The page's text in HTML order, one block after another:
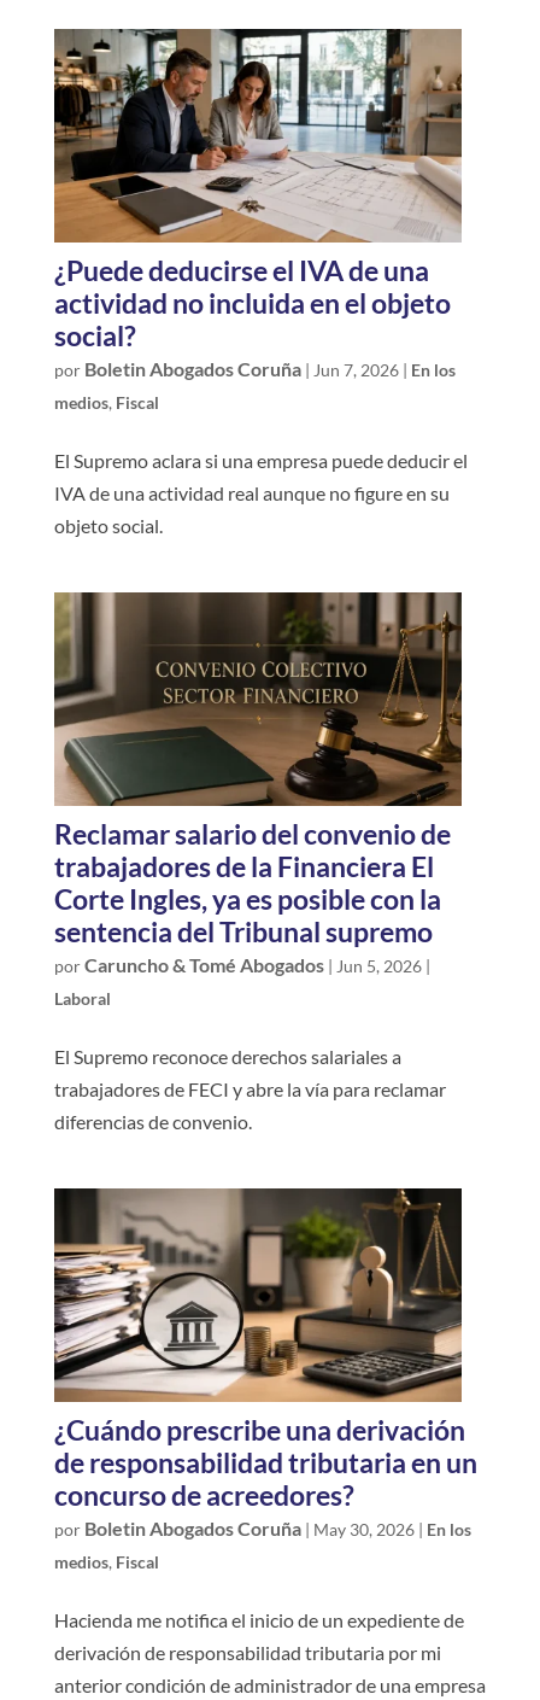
¿Puede deducirse el IVA de una
actividad no incluida en el objeto
social?
por Boletin Abogados Coruña| Jun 7, 2026| En los
medios, Fiscal
El Supremo aclara si una empresa puede deducir el
IVA de una actividad real aunque no figure en su
objeto social.
Reclamar salario del convenio de
trabajadores de la Financiera El
Corte Ingles, ya es posible con la
sentencia del Tribunal supremo
porCaruncho & Tomé Abogados| Jun 5, 2026|
Laboral
El Supremo reconoce derechos salariales a
trabajadores de FECI y abre la vía para reclamar
diferencias de convenio.
¿Cuándo prescribe una derivación
de responsabilidad tributaria en un
concurso de acreedores?
por Boletin Abogados Coruña| May 30, 2026| En los
medios, Fiscal
Hacienda me notifica el inicio de un expediente de
derivación de responsabilidad tributaria por mi
anterior condición de administrador de una empresa